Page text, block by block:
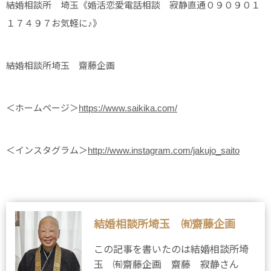
結婚相談所 埼玉《婚活恋愛電話相談 寂静直通０９０９０１
１７４９７お気軽に♪》
結婚相談所埼玉 齋藤企画
＜ホームページ＞https://www.saikika.com/
＜インスタグラム＞http://www.instagram.com/jakujo_saito
結婚相談所埼玉 ㈲齋藤企画
この記事を書いたのは結婚相談所埼
玉 ㈲齋藤企画 齋藤 寂静さん